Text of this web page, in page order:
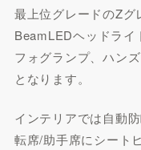
最上位グレードのZ
BeamLEDヘッドラ
フォグランプ、ハン
となります。
インテリアでは自動
転席/助手席にシート